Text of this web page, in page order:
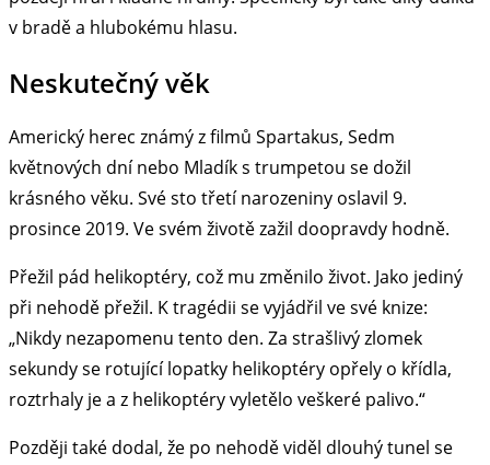
v bradě a hlubokému hlasu.
Neskutečný věk
Americký herec známý z filmů Spartakus, Sedm
květnových dní nebo Mladík s trumpetou se dožil
krásného věku. Své sto třetí narozeniny oslavil 9.
prosince 2019. Ve svém životě zažil doopravdy hodně.
Přežil pád helikoptéry, což mu změnilo život. Jako jediný
při nehodě přežil. K tragédii se vyjádřil ve své knize:
„Nikdy nezapomenu tento den. Za strašlivý zlomek
sekundy se rotující lopatky helikoptéry opřely o křídla,
roztrhaly je a z helikoptéry vyletělo veškeré palivo.“
Později také dodal, že po nehodě viděl dlouhý tunel se